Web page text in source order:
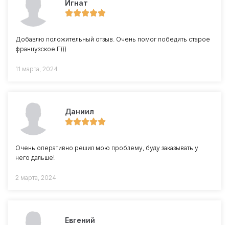
Игнат
Добавлю положительный отзыв. Очень помог победить старое
французское Г)))
11 марта, 2024
Даниил
Очень оперативно решил мою проблему, буду заказывать у
него дальше!
2 марта, 2024
Евгений